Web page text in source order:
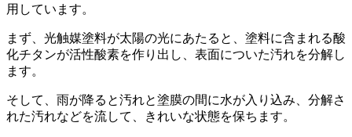
用しています。
まず、光触媒塗料が太陽の光にあたると、塗料に含まれる酸
化チタンが活性酸素を作り出し、表面についた汚れを分解し
ます。
そして、雨が降ると汚れと塗膜の間に水が入り込み、分解さ
れた汚れなどを流して、きれいな状態を保ちます。